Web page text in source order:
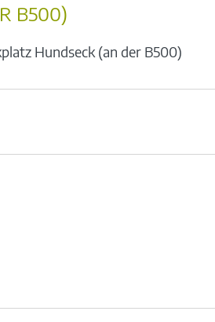
B500)
Hundseck (an der B500)